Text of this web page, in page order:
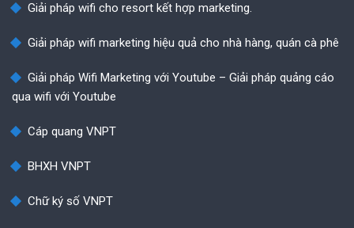
Giải pháp wifi cho resort kết hợp marketing.
Giải pháp wifi marketing hiệu quả cho nhà hàng, quán cà phê
Giải pháp Wifi Marketing với Youtube – Giải pháp quảng cáo
qua wifi với Youtube
Cáp quang VNPT
BHXH VNPT
Chữ ký số VNPT